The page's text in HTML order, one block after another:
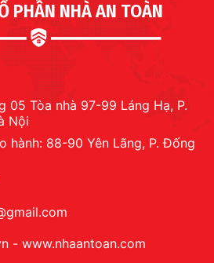
PHẦN NHÀ AN TOÀN
05 Tòa nhà 97-99 Láng Hạ, P.
Nội
hành: 88-90 Yên Lãng, P. Đống
- www.nhaantoan.com